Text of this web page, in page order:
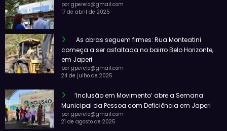
por gperelo@gmail.com
17 de abril de 2025
As obras seguem firmes: Rua Monteatini
começa a ser asfaltada no bairro Belo Horizonte,
em Japeri
por gperelo@gmail.com
24 de julho de 2025
‘Inclusão em Movimento’ abre a Semana
Municipal da Pessoa com Deficiência em Japeri
por gperelo@gmail.com
21 de agosto de 2025